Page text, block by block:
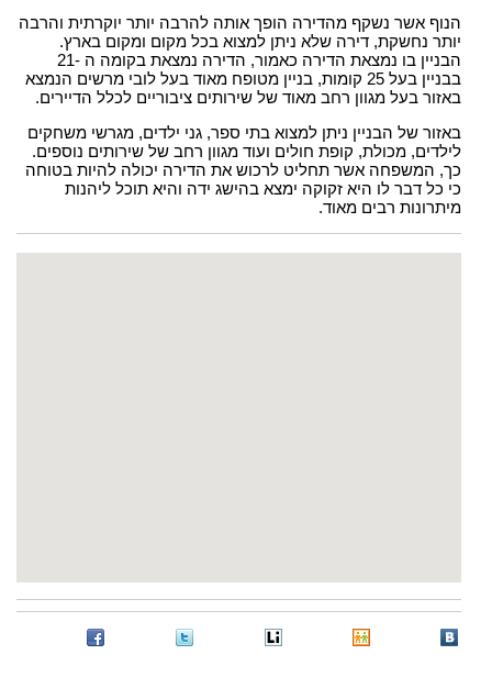
הנוף אשר נשקף מהדירה הופך אותה להרבה יותר יוקרתית והרבה
יותר נחשקת, דירה שלא ניתן למצוא בכל מקום ומקום בארץ.
הבניין בו נמצאת הדירה כאמור, הדירה נמצאת בקומה ה -21
בבניין בעל 25 קומות, בניין מטופח מאוד בעל לובי מרשים הנמצא
באזור בעל מגוון רחב מאוד של שירותים ציבוריים לכלל הדיירים.
באזור של הבניין ניתן למצוא בתי ספר, גני ילדים, מגרשי משחקים
לילדים, מכולת, קופת חולים ועוד מגוון רחב של שירותים נוספים.
כך, המשפחה אשר תחליט לרכוש את הדירה יכולה להיות בטוחה
כי כל דבר לו היא זקוקה ימצא בהישג ידה והיא תוכל ליהנות
מיתרונות רבים מאוד.